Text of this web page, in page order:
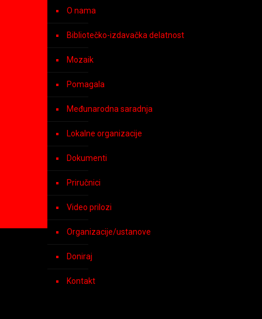
O nama
Bibliotečko-izdavačka delatnost
Mozaik
Pomagala
Međunarodna saradnja
Lokalne organizacije
Dokumenti
Priručnici
Video prilozi
Organizacije/ustanove
Doniraj
Kontakt